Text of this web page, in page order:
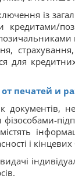
із
кредитами/
печатей и
і